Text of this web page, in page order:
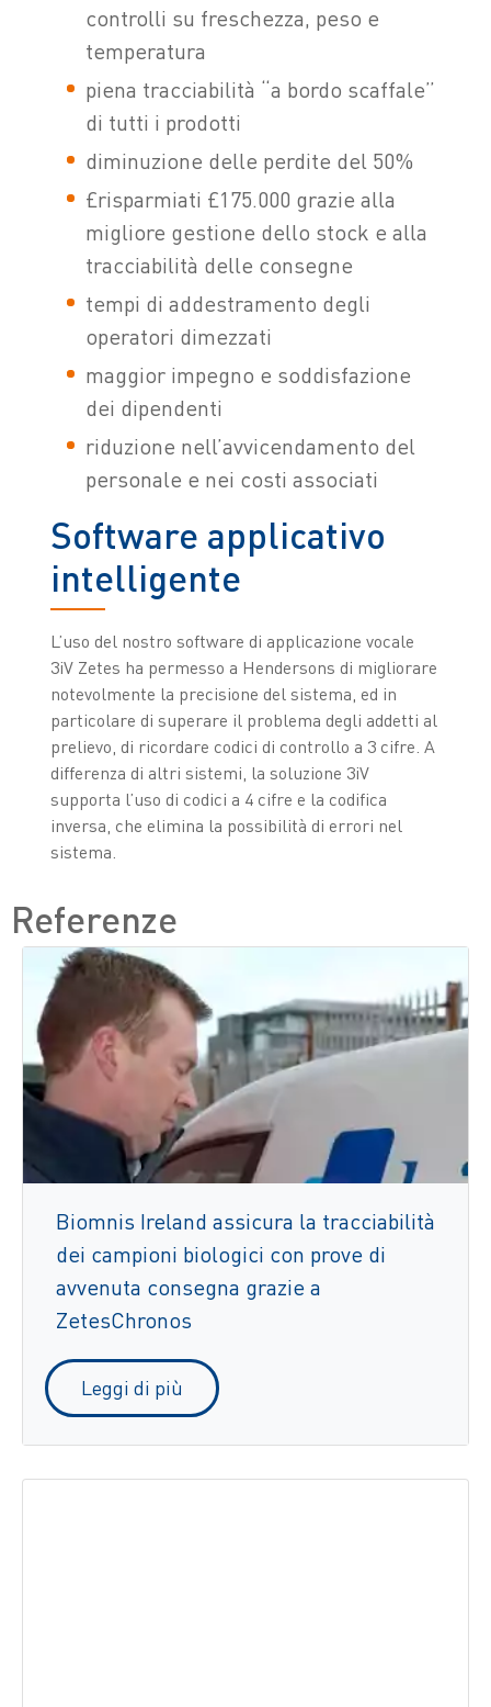
controlli su freschezza, peso e
temperatura
piena tracciabilità “a bordo scaffale”
di tutti i prodotti
diminuzione delle perdite del 50%
£risparmiati £175.000 grazie alla
migliore gestione dello stock e alla
tracciabilità delle consegne
tempi di addestramento degli
operatori dimezzati
maggior impegno e soddisfazione
dei dipendenti
riduzione nell’avvicendamento del
personale e nei costi associati
Software applicativo
intelligente
L’uso del nostro software di applicazione vocale
3iV Zetes ha permesso a Hendersons di migliorare
notevolmente la precisione del sistema, ed in
particolare di superare il problema degli addetti al
prelievo, di ricordare codici di controllo a 3 cifre. A
differenza di altri sistemi, la soluzione 3iV
supporta l’uso di codici a 4 cifre e la codifica
inversa, che elimina la possibilità di errori nel
sistema.
Referenze
Biomnis Ireland assicura la tracciabilità
dei campioni biologici con prove di
avvenuta consegna grazie a
ZetesChronos
Leggi di più